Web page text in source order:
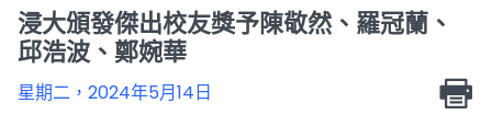
浸大頒發傑出校友獎予陳敬然、羅冠蘭、
邱浩波、鄭婉華
星期二，2024年5月14日